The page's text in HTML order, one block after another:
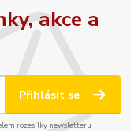
akce a
Přihlásit se
rozesílky newsletteru.